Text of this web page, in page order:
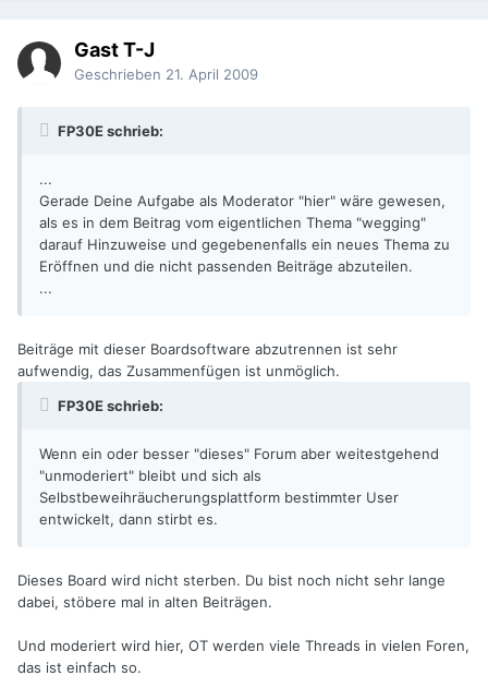
Gast T-J
Geschrieben 21. April 2009
FP30E schrieb:
...
Gerade Deine Aufgabe als Moderator "hier" wäre gewesen,
als es in dem Beitrag vom eigentlichen Thema "wegging"
darauf Hinzuweise und gegebenenfalls ein neues Thema zu
Eröffnen und die nicht passenden Beiträge abzuteilen.
...
Beiträge mit dieser Boardsoftware abzutrennen ist sehr
aufwendig, das Zusammenfügen ist unmöglich.
FP30E schrieb:
Wenn ein oder besser "dieses" Forum aber weitestgehend
"unmoderiert" bleibt und sich als
Selbstbeweihräucherungsplattform bestimmter User
entwickelt, dann stirbt es.
Dieses Board wird nicht sterben. Du bist noch nicht sehr lange
dabei, stöbere mal in alten Beiträgen.
Und moderiert wird hier, OT werden viele Threads in vielen Foren,
das ist einfach so.